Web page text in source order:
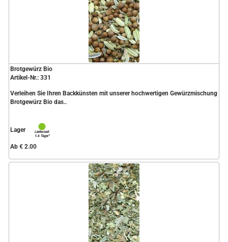
Brotgewürz Bio
Artikel-Nr.: 331
Verleihen Sie Ihren Backkünsten mit unserer hochwertigen Gewürzmischung
Brotgewürz Bio das..
Lager
Ab € 2.00